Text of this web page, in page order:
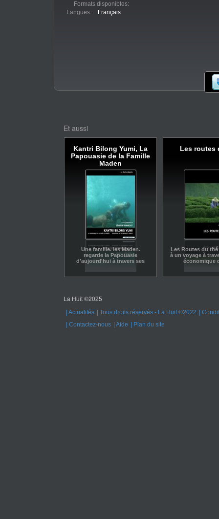
Formats disponibles:
Langues:
Français
Et aussi
Kantri Bilong Yumi, La
Papouasie de la Famille
Maden
Une famille. les Maden.
regarde la Papouasie
d'aujourd'hui à travers ses
Les routes
Les Routes du
à un voyage à
économique
La Huit ©2025
Actualités Tous droits réservés - La Huit ©2022
Contactez-nous
Aide Plan du site